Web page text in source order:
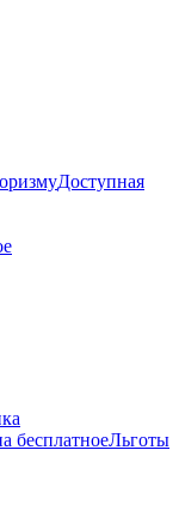
Доступная
бесплатноеЛьготы